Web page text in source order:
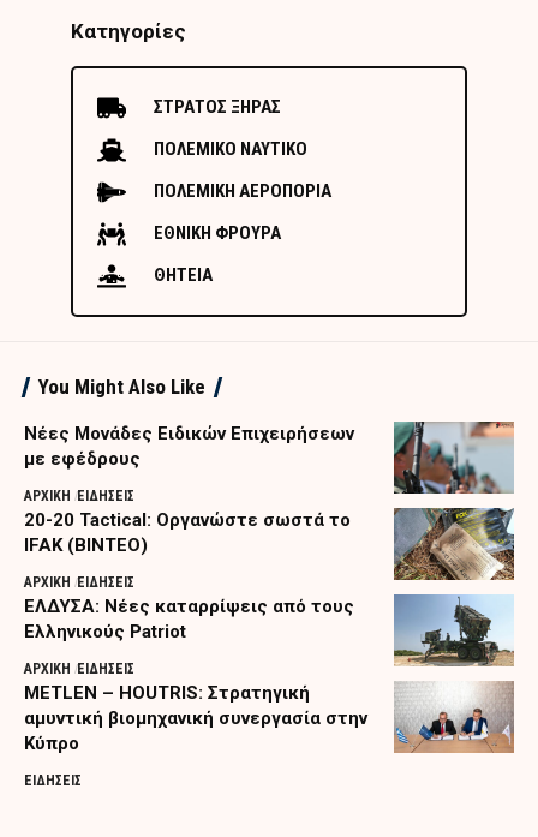
Κατηγορίες
ΣΤΡΑΤΟΣ ΞΗΡΑΣ
ΠΟΛΕΜΙΚΟ ΝΑΥΤΙΚΟ
ΠΟΛΕΜΙΚΗ ΑΕΡΟΠΟΡΙΑ
ΕΘΝΙΚΗ ΦΡΟΥΡΑ
ΘΗΤΕΙΑ
You Might Also Like
Nέες Μονάδες Ειδικών Επιχειρήσεων
με εφέδρους
ΑΡΧΙΚΗ ΕΙΔΗΣΕΙΣ
20-20 Tactical: Οργανώστε σωστά το
IFAK (ΒΙΝΤΕΟ)
ΑΡΧΙΚΗ ΕΙΔΗΣΕΙΣ
ΕΛΔΥΣΑ: Νέες καταρρίψεις από τους
Ελληνικούς Patriot
ΑΡΧΙΚΗ ΕΙΔΗΣΕΙΣ
METLEN – HOUTRIS: Στρατηγική
αμυντική βιομηχανική συνεργασία στην
Κύπρο
ΕΙΔΗΣΕΙΣ